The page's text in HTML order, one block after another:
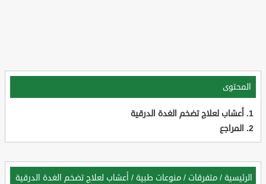
المحتوى
أعشاب لعلاج تضخم الغدة الدرقية
المراجع
الرئيسية / متفرقات / منوعات طبية / أعشاب لعلاج تضخم الغدة الدرقية